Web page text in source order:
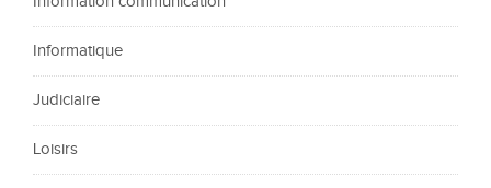
Informatique
Judiciaire
Loisirs